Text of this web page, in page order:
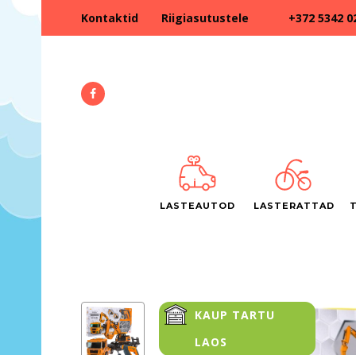
Kontaktid Riigiasutustele +372
LASTEAUTOD LASTERATTAD
KAUP TARTU
LAOS